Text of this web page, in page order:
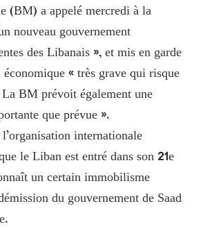
(BM) a appelé mercredi à la
nouveau gouvernement
des Libanais », et mis en garde
« très grave qui risque
BM prévoit également une
que prévue ».
internationale
le Liban est entré dans son 21e
un certain immobilisme
du gouvernement de Saad